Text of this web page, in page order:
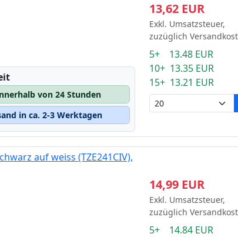
von 24 Stunden
in ca. 2-3 Werktagen
13,62 EUR
Exkl. Umsatzsteuer,
zuzüglich
5+ 13.48 EUR
10+ 13.35 EUR
15+ 13.21 EUR
auf weiss (TZE241CIV),
14,99 EUR
Exkl. Umsatzsteuer,
zuzüglich
5+ 14.84 EUR